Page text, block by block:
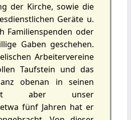
der Kirche, sowie die
Geräte u.
Familienspenden oder
Gaben geschehen.
Arbeitervereine
Taufstein und das
obenan in seinen
aber unser
fünf Jahren hat er